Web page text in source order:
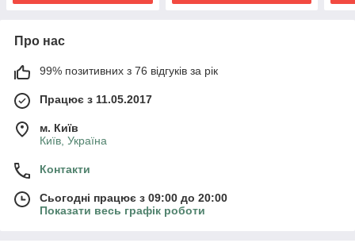
Про нас
99% позитивних з 76 відгуків за рік
Працює з 11.05.2017
м. Київ
Київ, Україна
Контакти
Сьогодні працює з 09:00 до 20:00
Показати весь графік роботи